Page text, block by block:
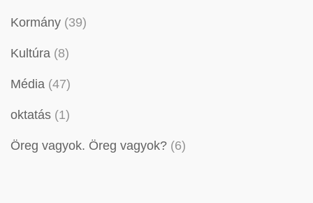
Kormány (39)
Kultúra (8)
Média (47)
oktatás (1)
Öreg vagyok. Öreg vagyok? (6)